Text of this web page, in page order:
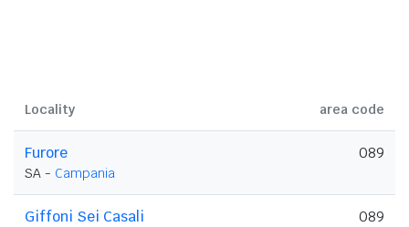
Locality area code
Furore
SA - Campania
089
Giffoni Sei Casali 089